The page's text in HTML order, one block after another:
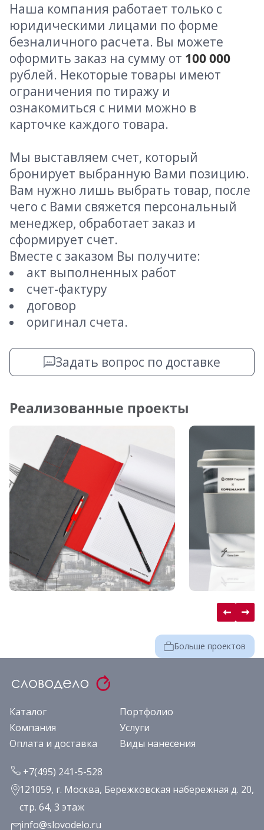
Наша компания работает только с
юридическими лицами по форме
безналичного расчета. Вы можете
оформить заказ на сумму от 100 000
рублей. Некоторые товары имеют
ограничения по тиражу и
ознакомиться с ними можно в
карточке каждого товара.
Мы выставляем счет, который
бронирует выбранную Вами позицию.
Вам нужно лишь выбрать товар, после
чего с Вами свяжется персональный
менеджер, обработает заказ и
сформирует счет.
Вместе с заказом Вы получите:
акт выполненных работ
счет-фактуру
договор
оригинал счета.
Задать вопрос по доставке
Реализованные проекты
Больше проектов
Каталог
Портфолио
Компания
Услуги
Оплата и доставка
Виды нанесения
+7(495) 241-5-528
121059, г. Москва, Бережковская набережная д. 20,
стр. 64, 3 этаж
info@slovodelo.ru